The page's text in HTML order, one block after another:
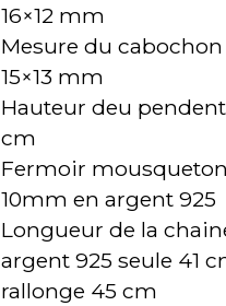
16×12 mm
Mesure du
15×13 mm
Hauteur deu
cm
Fermoir
10mm en argent 925
Longueur de la
argent 925 seule 41
rallonge 45 cm